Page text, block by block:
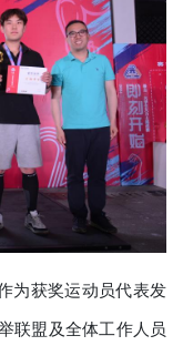
为获奖运动员代表发
联盟及全体工作人员